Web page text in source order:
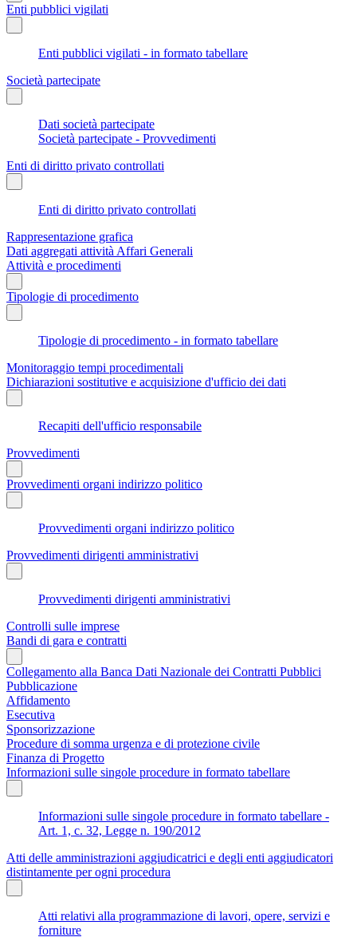
Enti pubblici vigilati
Enti pubblici vigilati - in formato tabellare
Società partecipate
Dati società partecipate
Società partecipate - Provvedimenti
Enti di diritto privato controllati
Enti di diritto privato controllati
Rappresentazione grafica
Dati aggregati attività Affari Generali
Attività e procedimenti
Tipologie di procedimento
Tipologie di procedimento - in formato tabellare
Monitoraggio tempi procedimentali
Dichiarazioni sostitutive e acquisizione d'ufficio dei dati
Recapiti dell'ufficio responsabile
Provvedimenti
Provvedimenti organi indirizzo politico
Provvedimenti organi indirizzo politico
Provvedimenti dirigenti amministrativi
Provvedimenti dirigenti amministrativi
Controlli sulle imprese
Bandi di gara e contratti
Collegamento alla Banca Dati Nazionale dei Contratti Pubblici
Pubblicazione
Affidamento
Esecutiva
Sponsorizzazione
Procedure di somma urgenza e di protezione civile
Finanza di Progetto
Informazioni sulle singole procedure in formato tabellare
Informazioni sulle singole procedure in formato tabellare -
Art. 1, c. 32, Legge n. 190/2012
Atti delle amministrazioni aggiudicatrici e degli enti aggiudicatori
distintamente per ogni procedura
Atti relativi alla programmazione di lavori, opere, servizi e
forniture